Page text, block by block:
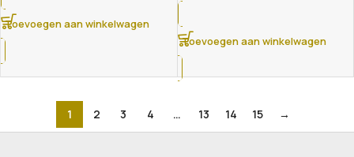
Toevoegen aan winkelwagen
Toevoegen aan winkelwagen
1 2 3 4 … 13 14 15 →